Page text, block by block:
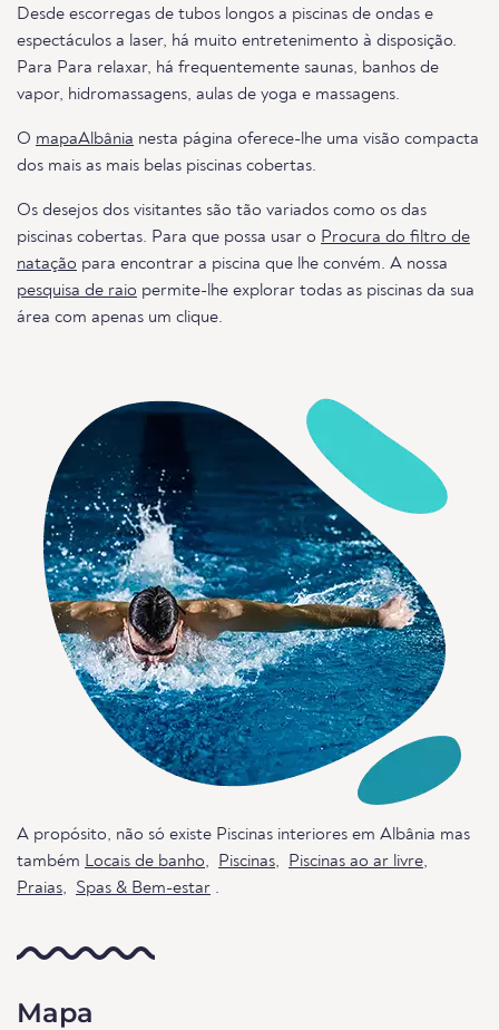
Desde escorregas de tubos longos a piscinas de ondas e
espectáculos a laser, há muito entretenimento à disposição.
Para Para relaxar, há frequentemente saunas, banhos de
vapor, hidromassagens, aulas de yoga e massagens.
O mapaAlbânia nesta página oferece-lhe uma visão compacta
dos mais as mais belas piscinas cobertas.
Os desejos dos visitantes são tão variados como os das
piscinas cobertas. Para que possa usar o Procura do filtro de
natação para encontrar a piscina que lhe convém. A nossa
pesquisa de raio permite-lhe explorar todas as piscinas da sua
área com apenas um clique.
A propósito, não só existe Piscinas interiores em Albânia mas
também Locais de banho, Piscinas, Piscinas ao ar livre,
Praias, Spas & Bem-estar .
Mapa